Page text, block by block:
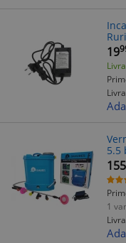
19
5.5
155
1